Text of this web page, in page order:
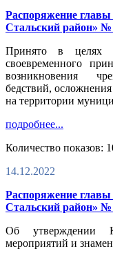
Распоряжение
Стальский район» №
Принято в целях
своевременного
возникновения
бедствий,
на территории
подробнее...
Количество показов:
14.12.2022
Распоряжение
Стальский район» №
Об утверждении
мероприятий и